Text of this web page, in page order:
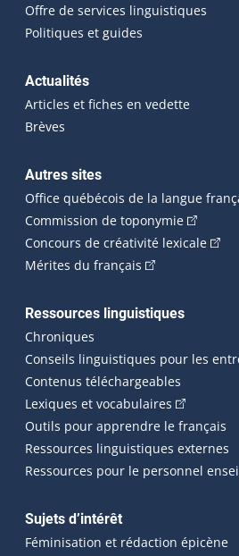
Offre de services linguistiques
Politiques et guides
Actualités
Articles et fiches en vedette
Brèves
Autres sites
Office québécois de la langue
Commission de toponymie(Cet
Concours de créativité lexicale(Cet
Mérites du français (Cet hyperlien
Ressources linguistiques
Chroniques
Conseils linguistiques pour les
Contenus téléchargeables
Lexiques et vocabulaires (Cet
Outils pour apprendre le français
Ressources linguistiques externes
Ressources pour le personnel
Sujets d’intérêt
Féminisation et rédaction épicène